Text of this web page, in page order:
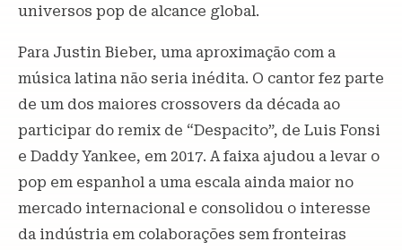
universos pop de alcance global.
Para Justin Bieber, uma aproximação com a
música latina não seria inédita. O cantor fez parte
de um dos maiores crossovers da década ao
participar do remix de “Despacito”, de Luis Fonsi
e Daddy Yankee, em 2017. A faixa ajudou a levar o
pop em espanhol a uma escala ainda maior no
mercado internacional e consolidou o interesse
da indústria em colaborações sem fronteiras